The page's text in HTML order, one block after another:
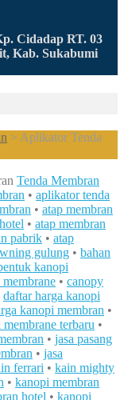
Cidadap RT. 03
Kab. Sukabumi
> Aplikator Tenda
Tenda Membran
• aplikator tenda
• atap membran
• atap membran
pabrik • atap
gulung • bahan
kanopi
• canopy
daftar harga kanopi
kanopi membran •
terbaru •
• jasa pasang
• jasa
ferrari • kain mighty
• kanopi membran
hotel • kanopi